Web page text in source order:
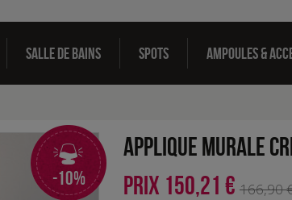
Salle de bains Spots Ampoules &
-10%
Applique murale
PRIX 150,21 € 166,90